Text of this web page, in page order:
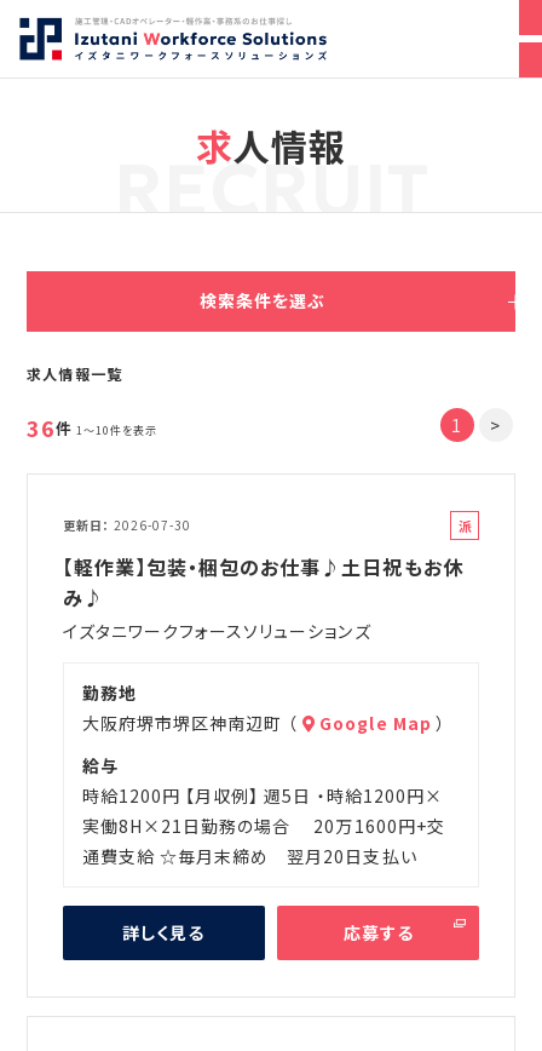
RECRUIT
求人情報
検索条件を選ぶ
求人情報一覧
36件 1～10件を表示 1 >
更新日 2026-07-30
派
【軽作業】包装・梱包のお仕事♪土日祝もお休
み♪
イズタニワークフォースソリューションズ
勤務地
大阪府堺市堺区神南辺町 （
Google Map ）
給与
時給1200円 【月収例】 週5日 ・時給1200円×
実働8H×21日勤務の場合 20万1600円+交
通費支給 ☆毎月末締め 翌月20日支払い
詳しく見る 応募する